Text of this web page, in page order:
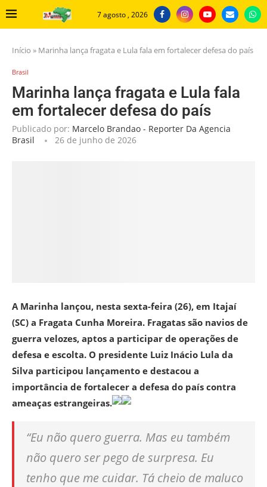
7 agosto , 2026
Início » Marinha lança fragata e Lula fala em fortalecer defesa do país
Brasil
Marinha lança fragata e Lula fala
em fortalecer defesa do país
Publicado por: Marcelo Brandao - Reporter Da Agencia
Brasil
26 de junho de 2026
A Marinha lançou, nesta sexta-feira (26), em Itajaí
(SC) a Fragata Cunha Moreira. Fragatas são navios de
guerra velozes, aptos a participar de operações de
defesa e escolta. O presidente Luiz Inácio Lula da
Silva participou lançamento e destacou a
importância de fortalecer a defesa do país contra
ameaças estrangeiras.
“Eu não quero guerra. Mas eu também
não quero ser pego de surpresa. Eu
tenho que me cuidar. Tá cheio de maluco